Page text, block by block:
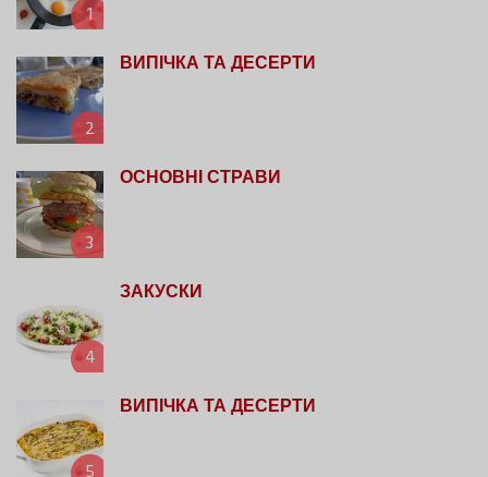
1
2
ВИПІЧКА ТА ДЕСЕРТИ
3
ОСНОВНІ СТРАВИ
4
ЗАКУСКИ
ВИПІЧКА ТА ДЕСЕРТИ